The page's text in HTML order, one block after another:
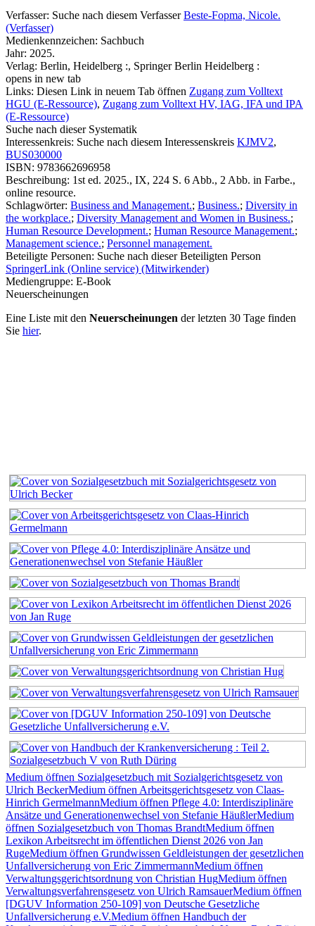
Verfasser: Suche nach diesem Verfasser Beste-Fopma, Nicole.
(Verfasser)
Medienkennzeichen: Sachbuch
Jahr: 2025.
Verlag: Berlin, Heidelberg :, Springer Berlin Heidelberg :
opens in new tab
Links: Diesen Link in neuem Tab öffnen Zugang zum Volltext
HGU (E-Ressource), Zugang zum Volltext HV, IAG, IFA und IPA
(E-Ressource)
Suche nach dieser Systematik
Interessenkreis: Suche nach diesem Interessenskreis KJMV2,
BUS030000
ISBN: 9783662696958
Beschreibung: 1st ed. 2025., IX, 224 S. 6 Abb., 2 Abb. in Farbe.,
online resource.
Schlagwörter: Business and Management.; Business.; Diversity in
the workplace.; Diversity Management and Women in Business.;
Human Resource Development.; Human Resource Management.;
Management science.; Personnel management.
Beteiligte Personen: Suche nach dieser Beteiligten Person
SpringerLink (Online service) (Mitwirkender)
Mediengruppe: E-Book
Neuerscheinungen
Eine Liste mit den Neuerscheinungen der letzten 30 Tage finden
Sie hier.
Medium öffnen Sozialgesetzbuch mit Sozialgerichtsgesetz von
Ulrich BeckerMedium öffnen Arbeitsgerichtsgesetz von Claas-
Hinrich GermelmannMedium öffnen Pflege 4.0: Interdisziplinäre
Ansätze und Generationenwechsel von Stefanie HäußlerMedium
öffnen Sozialgesetzbuch von Thomas BrandtMedium öffnen
Lexikon Arbeitsrecht im öffentlichen Dienst 2026 von Jan
RugeMedium öffnen Grundwissen Geldleistungen der gesetzlichen
Unfallversicherung von Eric ZimmermannMedium öffnen
Verwaltungsgerichtsordnung von Christian HugMedium öffnen
Verwaltungsverfahrensgesetz von Ulrich RamsauerMedium öffnen
[DGUV Information 250-109] von Deutsche Gesetzliche
Unfallversicherung e.V.Medium öffnen Handbuch der